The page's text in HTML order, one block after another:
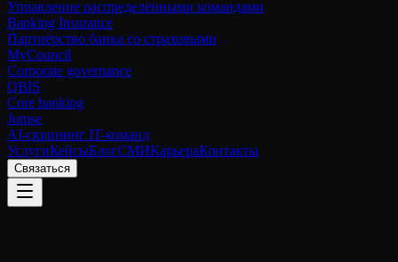
Управление распределёнными командами
Banking Insurance
Партнёрство банка со страховыми
MyCouncil
Corporate governance
QBIS
Core banking
Jumse
AI-скрининг IT-команд
УслугиКейсыБлогСМИКарьераКонтакты
Связаться